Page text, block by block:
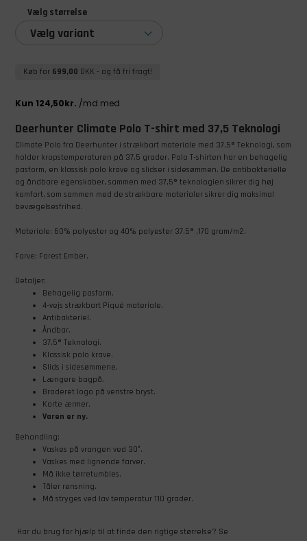
Vælg størrelse
Vælg variant
Køb for 699,00 DKK - og få fri fragt!
Deerhunter Climate Polo T-shirt med 37,5 Teknologi
Climate Polo fra Deerhunter i strækbart materiale med 37,5® Teknologi, som
holder kropstemperaturen på 37,5 grader. Polo T-shirten har en behagelig
pasform, en klassisk polo krave og slidser i sidesømmen. De antibakterielle
og åndbare egenskaber, sammen med 37,5® teknologien sikrer dig høj
komfort, som sammen med de strækbare materialer sikrer dig maksimal
bevægelsesfrihed.
Materiale: 60% polyester og 40% polyester 37,5® ,170 gram/m2.
Farve: Forest Ember.
Detaljer:
Behagelig pasform.
4-vejs strækbart Piqué materiale.
Antibakteriel.
Åndbar.
37,5® Teknologi.
Klassisk polo krave.
Slids i sidesømmene.
Længere bagpå.
Broderet logo på venstre bryst.
Korte ærmer.
Varen er ny.
Behandling:
Vaskes på vrangen ved 30°.
Vaskes med lignende farver.
Må ikke tørretumbles.
Tåler rensning.
Må stryges ved lav temperatur 110 grader.
Har du brug for hjælp til at finde den rigtige størrelse? Se